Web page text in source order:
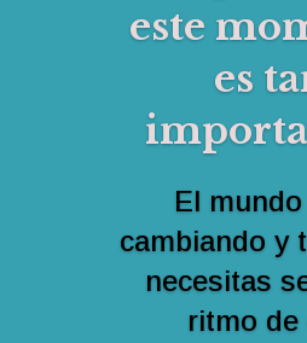
este
es
El
cambiando y
necesitas
ritmo de